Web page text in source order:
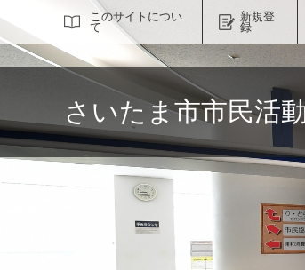
このサイトについ
て
新規登
録
さいたま市市民活